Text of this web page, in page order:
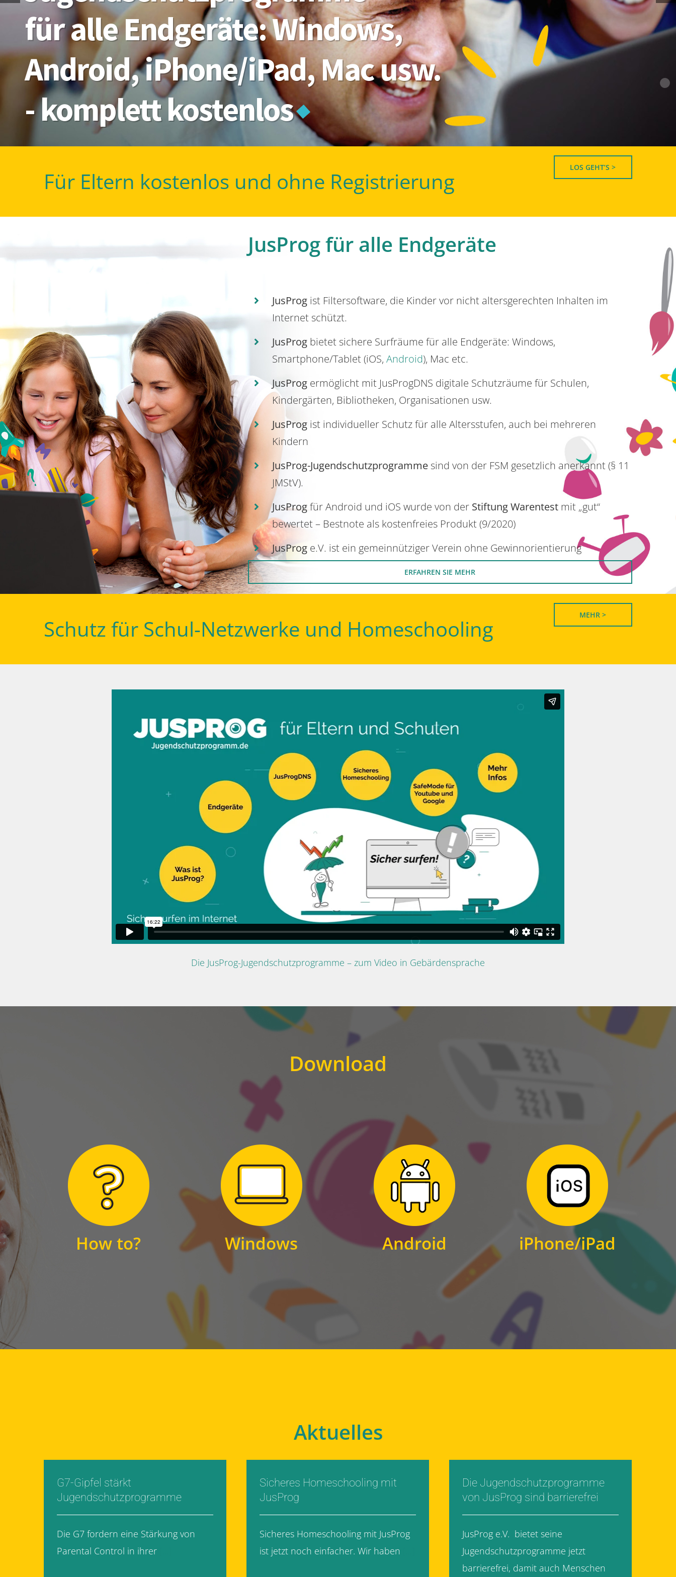
- komplett kostenlos
Android, iPhone/iPad, Mac usw.
für alle Endgeräte: Windows,
Für Eltern kostenlos und ohne Registrierung
LOS GEHT’S >
JusProg für alle Endgeräte
JusProgist Filtersoftware, die Kinder vor nicht altersgerechten Inhalten im
Internet schützt.
JusProgbietet sichere Surfräume für alle Endgeräte: Windows,
Smartphone/Tablet (iOS, Android), Mac etc.
JusProg ermöglicht mit JusProgDNS digitale Schutzräume für Schulen,
Kindergärten, Bibliotheken, Organisationen usw.
JusProgist individueller Schutz für alle Altersstufen, auch bei mehreren
Kindern
JusProg-Jugendschutzprogrammesind von der FSM gesetzlich anerkannt (§ 11
JMStV).
JusProgfür Android und iOS wurde von der Stiftung Warentestmit „gut“
bewertet – Bestnote als kostenfreies Produkt (9/2020)
JusProge.V. ist ein gemeinnütziger Verein ohne Gewinnorientierung
ERFAHREN SIE MEHR
Schutz für Schul-Netzwerke und Homeschooling
MEHR >
Die JusProg-Jugendschutzprogramme – zum Video in Gebärdensprache
Download
How to?
Hier finden Sie
Windows
Zum Download
für Windows
Android
Zum Download
für Android
iPhone/iPad
Zum Download
für iPhone und iPad
Aktuelles
G7-Gipfel stärkt
Jugendschutzprogramme
Die G7 fordern eine Stärkung von
Parental Control in ihrer
Sicheres Homeschooling mit
JusProg
Sicheres Homeschooling mit JusProg
ist jetzt noch einfacher. Wir haben
Die Jugendschutzprogramme
von JusProg sind barrierefrei
JusProg e.V. bietet seine
Jugendschutzprogramme jetzt
barrierefrei, damit auch Menschen